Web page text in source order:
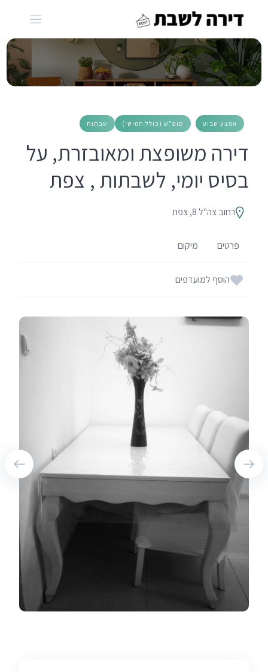
אמצע שבוע סופ"ש (כולל חמישי) שבתות
דירה משופצת ומאובזרת, על
בסיס יומי, לשבתות , צפת
רחוב צה"ל 8, צפת
פרטים מיקום
הוסף למועדפים